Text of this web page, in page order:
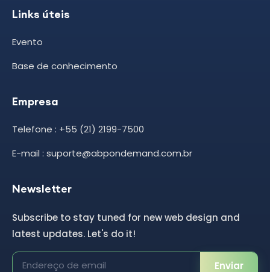
Links úteis
Evento
Base de conhecimento
Empresa
Telefone : +55 (21) 2199-7500
E-mail : suporte@abpondemand.com.br
Newsletter
Subscribe to stay tuned for new web design and
latest updates. Let's do it!
Enviar